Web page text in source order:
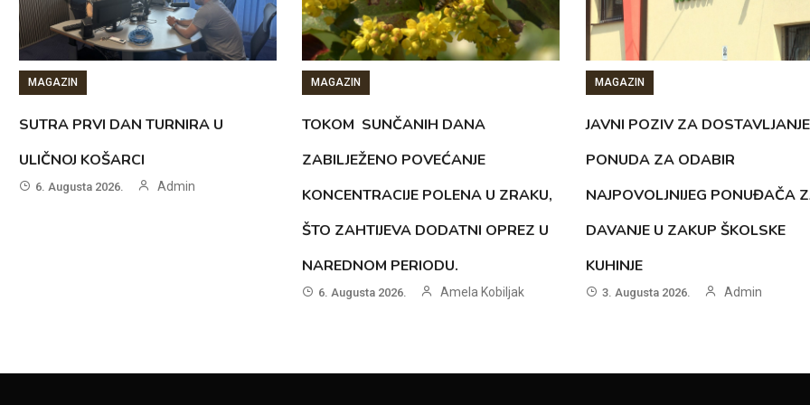
MAGAZIN
SUTRA PRVI DAN TURNIRA U
ULIČNOJ KOŠARCI
6. Augusta 2026. Admin
MAGAZIN
TOKOM SUNČANIH DANA
ZABILJEŽENO POVEĆANJE
KONCENTRACIJE POLENA U ZRAKU,
ŠTO ZAHTIJEVA DODATNI OPREZ U
NAREDNOM PERIODU.
6. Augusta 2026. Amela Kobiljak
MAGAZIN
JAVNI POZIV ZA DOSTAVLJANJE
PONUDA ZA ODABIR
NAJPOVOLJNIJEG PONUĐAČA
DAVANJE U ZAKUP ŠKOLSKE
KUHINJE
3. Augusta 2026. Admin